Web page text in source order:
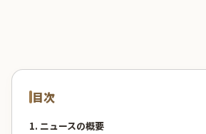
目次
1. ニュースの概要